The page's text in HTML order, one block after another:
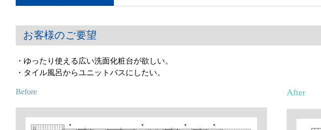
お客様のご要望
・ゆったり使える広い洗面化粧台が欲しい。
・タイル風呂からユニットバスにしたい。
Before After